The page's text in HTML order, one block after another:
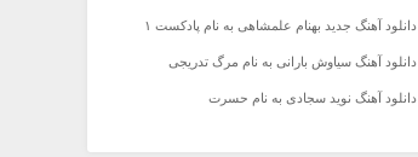
دانلود آهنگ جدید بهنام علمشاهی به نام پادکست ۱
دانلود آهنگ سیاوش بارانی به نام مرگ تدریجی
دانلود آهنگ نوید سجادی به نام حسرت